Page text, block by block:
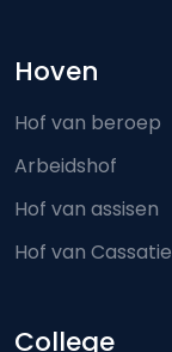
Hoven
Hof van beroep
Arbeidshof
Hof van assisen
Hof van Cassatie
College